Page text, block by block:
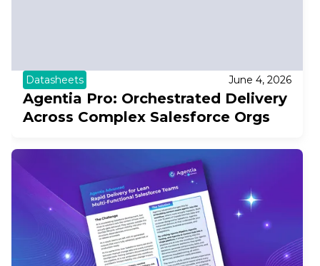
Datasheets June 4, 2026
Agentia Pro: Orchestrated Delivery
Across Complex Salesforce Orgs